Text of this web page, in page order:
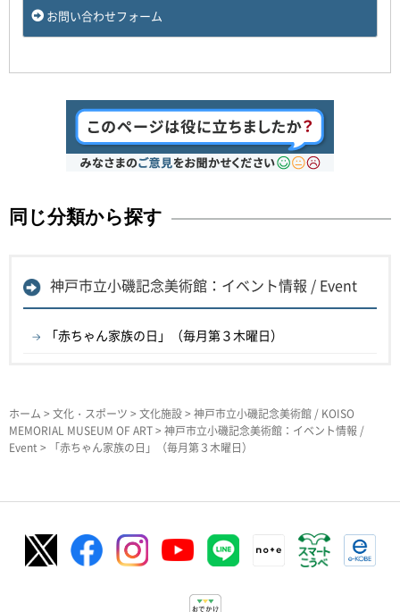
お問い合わせフォーム
同じ分類から探す
神戸市立小磯記念美術館：イベント情報 / Event
「赤ちゃん家族の日」（毎月第３木曜日）
ホーム > 文化・スポーツ > 文化施設> 神戸市立小磯記念美術館 / KOISO
MEMORIAL MUSEUM OF ART> 神戸市立小磯記念美術館：イベント情報 /
Event> 「赤ちゃん家族の日」（毎月第３木曜日）